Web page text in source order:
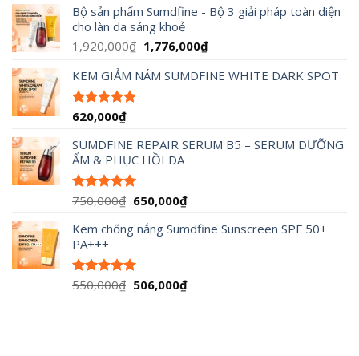
5 sao
từ
đến
490,000₫
Bộ sản phẩm Sumdfine - Bộ 3 giải pháp toàn diện
cho làn da sáng khoẻ
1,920,000₫ Giá
là:
1,776,000₫Giá
tại
KEM GIẢM NÁM SUMDFINE WHITE DARK SPOT
Được xếp
5 sao
620,000₫
SUMDFINE REPAIR SERUM B5 – SERUM DƯỠNG
ẨM & PHỤC HỒI DA
Được xếp
5 sao
750,000₫ Giá
là:
650,000₫Giá
tại
Kem chống nắng Sumdfine Sunscreen SPF 50+
PA+++
Được xếp
550,000₫ Giá
506,000₫Giá